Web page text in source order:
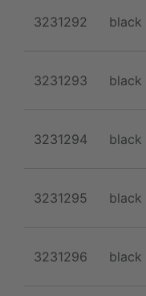
3231292 black
3231293 black
3231294 black
3231295 black
3231296 black